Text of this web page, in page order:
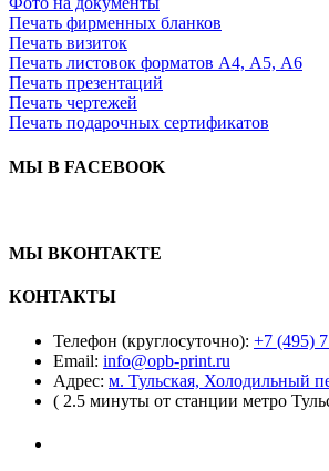
Печать фирменных бланков
Печать визиток
Печать листовок форматов А4, А5, А6
Печать презентаций
Печать чертежей
Печать подарочных сертификатов
МЫ В FACEBOOK
МЫ ВКОНТАКТЕ
КОНТАКТЫ
Телефон (круглосуточно): +7 (495)
Email: info@opb-print.ru
Адрес: м. Тульская, Холодильный
( 2.5 минуты от станции метро